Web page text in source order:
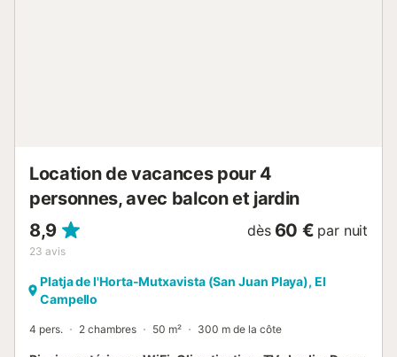
Location de vacances pour 4
personnes, avec balcon et jardin
8,9
23 avis
dès 60 € par nuit
Platja de l'Horta-Mutxavista (San Juan Playa), El
Campello
4 pers. 2 chambres 50 m² 300 m de la côte